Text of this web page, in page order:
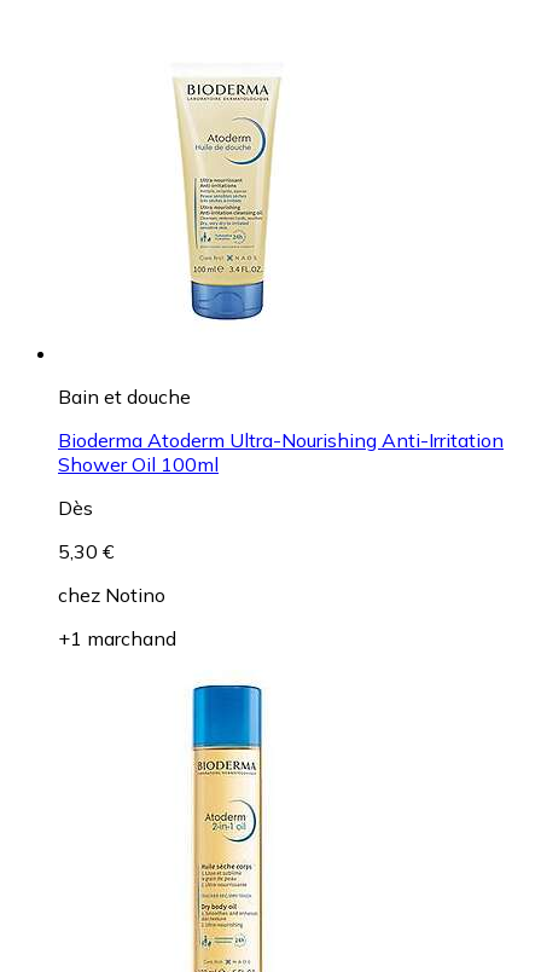
Bain et douche
Bioderma Atoderm Ultra-Nourishing Anti-Irritation
Shower Oil 100ml
Dès
5,30 €
chez Notino
+1 marchand